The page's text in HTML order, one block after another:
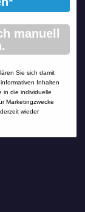
manuell
Sie sich damit
Inhalten
in die individuelle
Marketingzwecke
wieder